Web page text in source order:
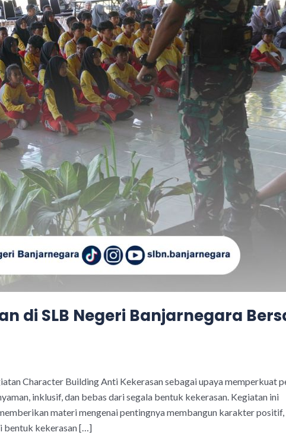
di SLB Negeri Banjarnegara
Character Building Anti Kekerasan sebagai upaya memperkuat
inklusif, dan bebas dari segala bentuk kekerasan. Kegiatan ini
materi mengenai pentingnya membangun karakter positif,
bentuk kekerasan […]